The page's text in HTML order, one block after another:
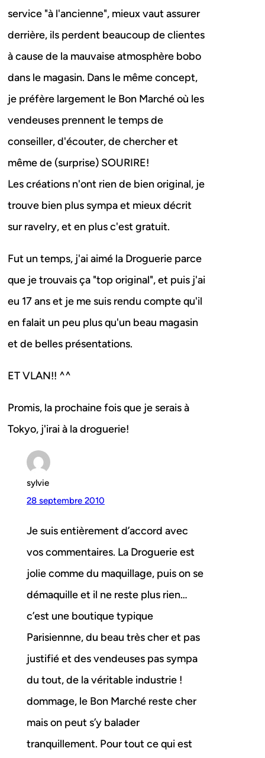
service "à l'ancienne", mieux vaut assurer
derrière, ils perdent beaucoup de clientes
à cause de la mauvaise atmosphère bobo
dans le magasin. Dans le même concept,
je préfère largement le Bon Marché où les
vendeuses prennent le temps de
conseiller, d'écouter, de chercher et
même de (surprise) SOURIRE!
Les créations n'ont rien de bien original, je
trouve bien plus sympa et mieux décrit
sur ravelry, et en plus c'est gratuit.
Fut un temps, j'ai aimé la Droguerie parce
que je trouvais ça "top original", et puis j'ai
eu 17 ans et je me suis rendu compte qu'il
en falait un peu plus qu'un beau magasin
et de belles présentations.
ET VLAN!! ^^
Promis, la prochaine fois que je serais à
Tokyo, j'irai à la droguerie!
sylvie
28 septembre 2010
Je suis entièrement d’accord avec
vos commentaires. La Droguerie est
jolie comme du maquillage, puis on se
démaquille et il ne reste plus rien…
c’est une boutique typique
Parisiennne, du beau très cher et pas
justifié et des vendeuses pas sympa
du tout, de la véritable industrie !
dommage, le Bon Marché reste cher
mais on peut s’y balader
tranquillement. Pour tout ce qui est